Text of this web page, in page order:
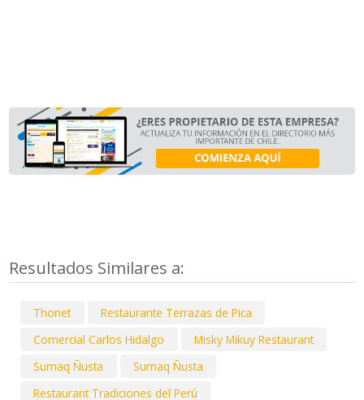
Resultados Similares a:
Thonet
Restaurante Terrazas de Pica
Comercial Carlos Hidalgo
Misky Mikuy Restaurant
Sumaq Ñusta
Sumaq Ñusta
Restaurant Tradiciones del Perú